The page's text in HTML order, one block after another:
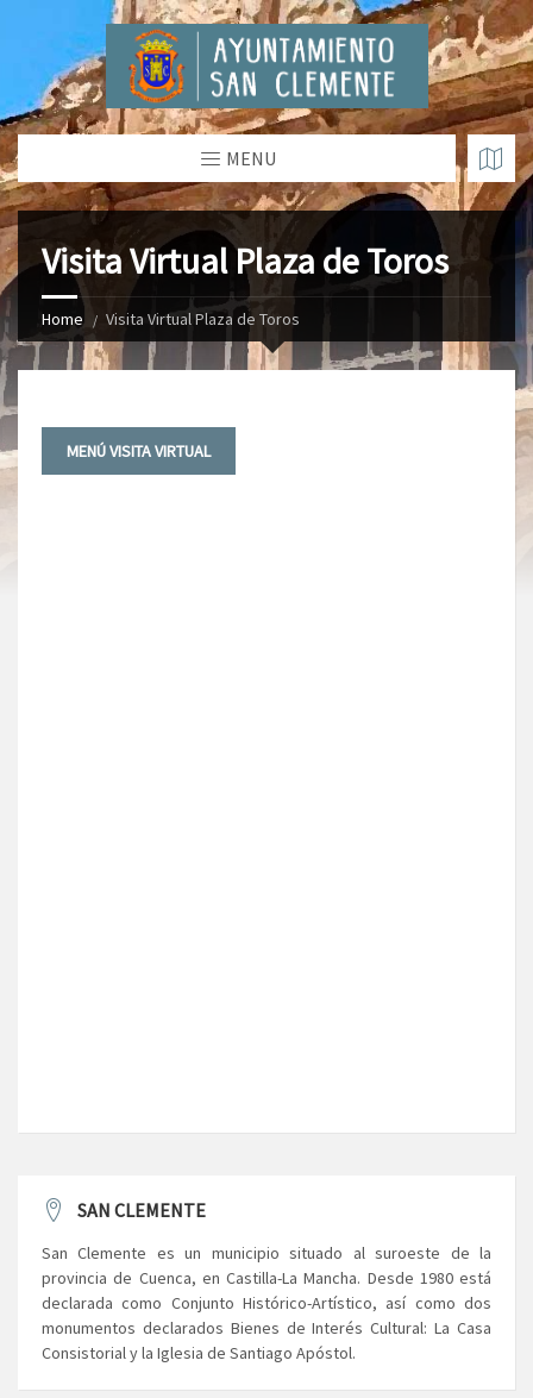
MENU
Visita Virtual Plaza de Toros
Home Visita Virtual Plaza de Toros
MENÚ VISITA VIRTUAL
SAN CLEMENTE
San Clemente es un municipio situado al suroeste de la
provincia de Cuenca, en Castilla-La Mancha. Desde 1980 está
declarada como Conjunto Histórico-Artístico, así como dos
monumentos declarados Bienes de Interés Cultural: La Casa
Consistorial y la Iglesia de Santiago Apóstol.